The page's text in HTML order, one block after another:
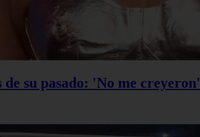
su pasado: 'No me creyeron'